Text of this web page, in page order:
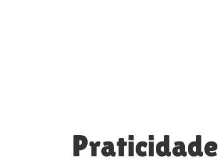
Praticidade